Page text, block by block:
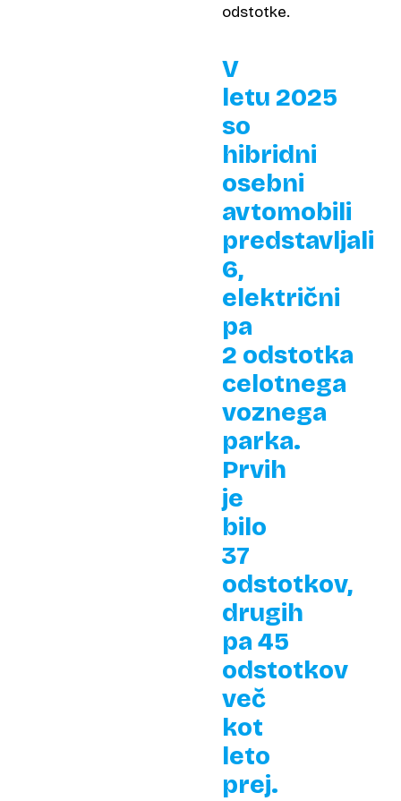
odstotke.
V
letu 2025
so
hibridni
osebni
avtomobili
predstavljali
6,
električni
pa
2 odstotka
celotnega
voznega
parka.
Prvih
je
bilo
37
odstotkov,
drugih
pa 45
odstotkov
več
kot
leto
prej.